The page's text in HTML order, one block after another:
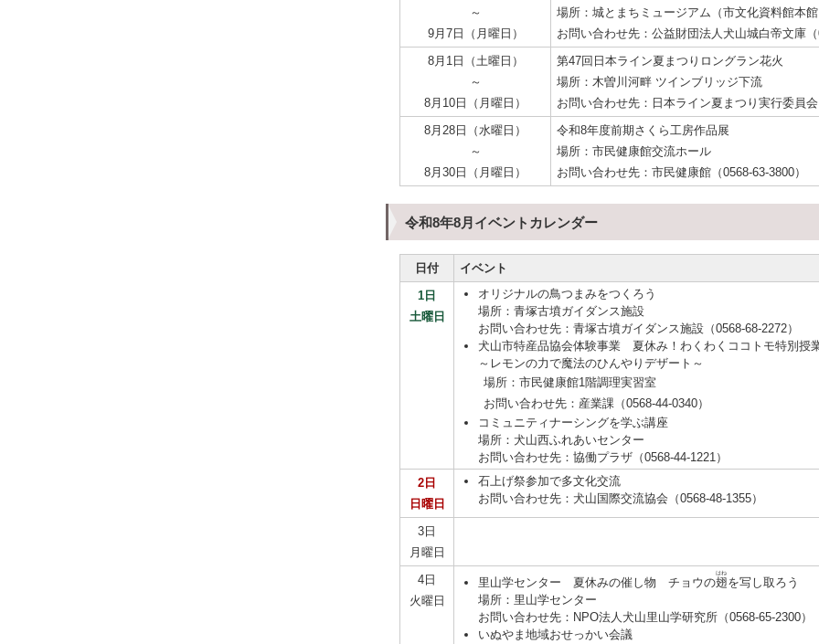
～
9月7日（月曜日）
場所：城とまちミュージアム（市文化資料館本
お問い合わせ先：公益財団法人犬山城白帝文庫
8月1日（土曜日）
～
8月10日（月曜日）
第47回日本ライン夏まつりロングラン花火
場所：木曽川河畔 ツインブリッジ下流
お問い合わせ先：日本ライン夏まつり実行委員
8月28日（水曜日）
～
8月30日（月曜日）
令和8年度前期さくら工房作品展
場所：市民健康館交流ホール
お問い合わせ先：市民健康館（0568-63-3800）
令和8年8月イベントカレンダー
日付
イベント
1日
土曜日
オリジナルの鳥つまみをつくろう
場所：青塚古墳ガイダンス施設
お問い合わせ先：青塚古墳ガイダンス施設（0568-68-2272）
犬山市特産品協会体験事業 夏休み！わくわくココトモ特別授
～レモンの力で魔法のひんやりデザート～
場所：市民健康館1階調理実習室
お問い合わせ先：産業課（0568-44-0340）
コミュニティナーシングを学ぶ講座
場所：犬山西ふれあいセンター
お問い合わせ先：協働プラザ（0568-44-1221）
2日
日曜日
石上げ祭参加で多文化交流
お問い合わせ先：犬山国際交流協会（0568-48-1355）
3日
月曜日
4日
火曜日
里山学センター 夏休みの催し物 チョウの翅
はね
を写し取ろう
場所：里山学センター
お問い合わせ先：NPO法人犬山里山学研究所（0568-65-2300）
いぬやま地域おせっかい会議